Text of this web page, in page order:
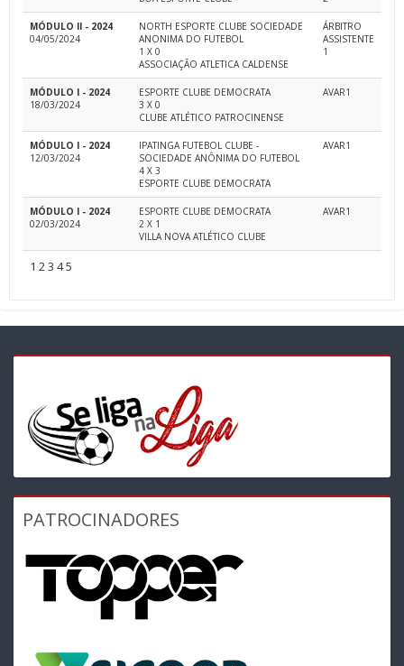
MÓDULO II - 2024
04/05/2024
NORTH ESPORTE CLUBE SOCIEDADE
ANONIMA DO FUTEBOL
1 X 0
ASSOCIAÇÃO ATLETICA CALDENSE
ÁRBITRO
ASSISTENTE
1
MÓDULO I - 2024
18/03/2024
ESPORTE CLUBE DEMOCRATA
3 X 0
CLUBE ATLÉTICO PATROCINENSE
AVAR1
MÓDULO I - 2024
12/03/2024
IPATINGA FUTEBOL CLUBE -
SOCIEDADE ANÔNIMA DO FUTEBOL
4 X 3
ESPORTE CLUBE DEMOCRATA
AVAR1
MÓDULO I - 2024
02/03/2024
ESPORTE CLUBE DEMOCRATA
2 X 1
VILLA NOVA ATLÉTICO CLUBE
AVAR1
1 23 45
PATROCINADORES